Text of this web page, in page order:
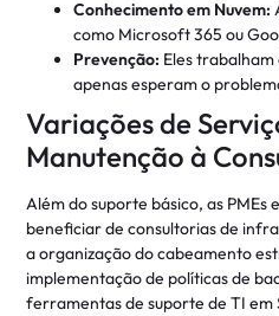
Conhecimento em Nuvem:
como Microsoft 365 ou
Prevenção: Eles
apenas esperam o
Variações de
Manutenção à
Além do suporte básico, as PMEs
beneficiar de consultorias de
a organização do cabeamento
implementação de políticas de
ferramentas de suporte de TI em